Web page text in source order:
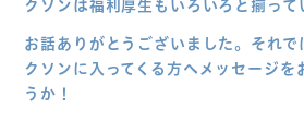
トップ
コンセプト
クソンは福利厚生もいろいろと揃って
お話ありがとうございました。それで
クソンに入ってくる方へメッセージを
うか！